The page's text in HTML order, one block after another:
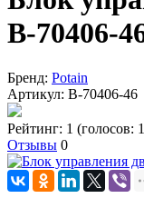
B-70406-
Бренд: Potain
Артикул: B-70406-46
Рейтинг: 1 (голосов:
Отзывы 0